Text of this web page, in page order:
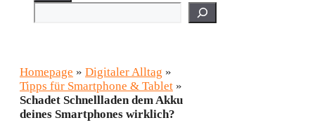
Suchen
Homepage » Digitaler Alltag »
Tipps für Smartphone & Tablet »
Schadet Schnellladen dem Akku
deines Smartphones wirklich?